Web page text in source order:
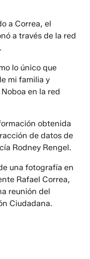
a Correa, el
a través de la red
lo único que
mi familia y
en la red
obtenida
de datos de
Rodney Rengel.
una fotografía en
Rafael Correa,
reunión del
Ciudadana.